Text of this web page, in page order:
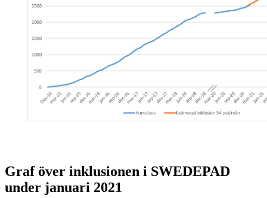
Graf över inklusionen i SWEDEPAD
under januari 2021